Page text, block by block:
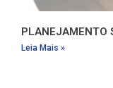
PLANEJAMENTO
Leia Mais »